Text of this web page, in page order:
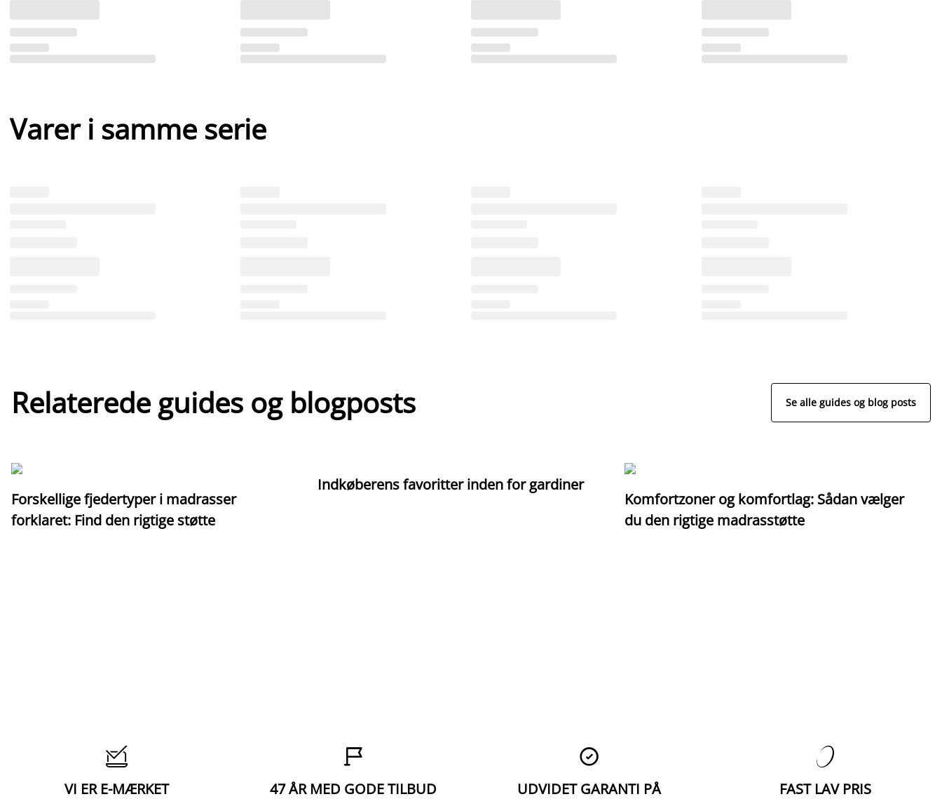
Varer i samme serie
Relaterede guides og blogposts Se alle guides og blog posts
Forskellige fjedertyper i madrasser
forklaret: Find den rigtige støtte
Indkøberens favoritter inden for gardiner
Komfortzoner og komfortlag: Sådan vælger
du den rigtige madrasstøtte

VI ER E-MÆRKET

47 ÅR MED GODE TILBUD

UDVIDET GARANTI PÅ

FAST LAV PRIS